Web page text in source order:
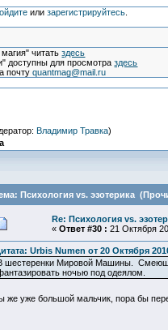
или зарегистрируйтесь.
читатьздесь
доступны для просмотраздесь
почтуquantmag@mail.ru
Владимир Травка)
Психология vs. эзотерика
Re: Психология vs.
« Ответ #30 : 21 Октября
Urbis Numen от 20 Октября
шестеренки Мировой Машины.
ночью под одеялом.
же уже большой мальчик, пора бы